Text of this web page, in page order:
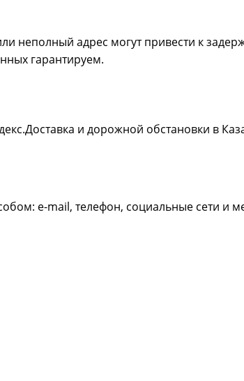
неполный адрес могут привести к
гарантируем.
и дорожной обстановки в
e-mail, телефон, социальные сети и